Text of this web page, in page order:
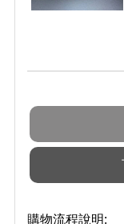
購物流程說明: